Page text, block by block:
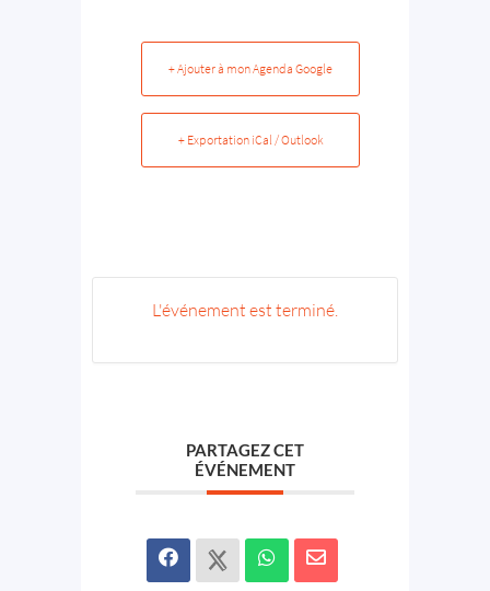
+ Ajouter à mon Agenda Google
+ Exportation iCal / Outlook
L'événement est terminé.
PARTAGEZ CET
ÉVÉNEMENT